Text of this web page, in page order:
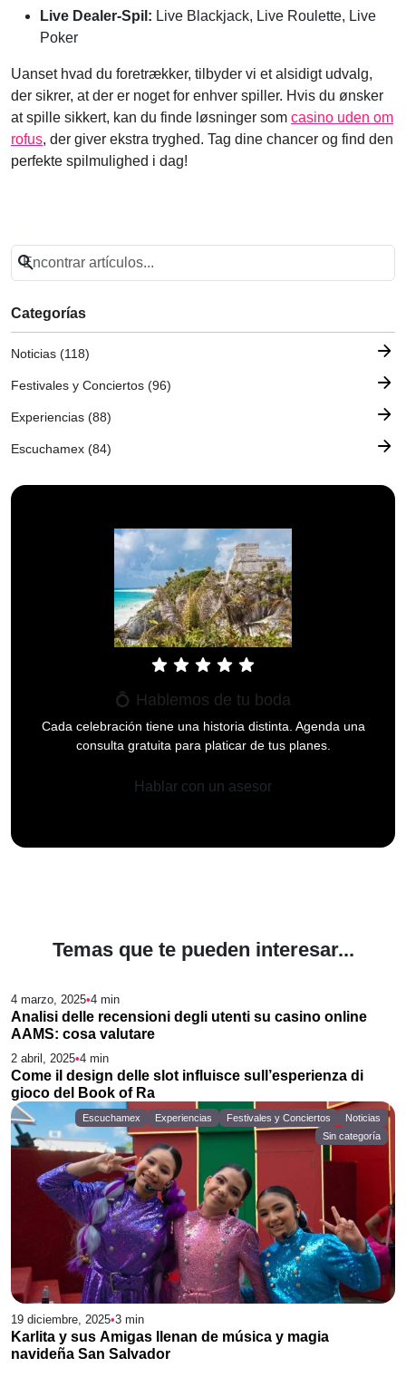
Live Dealer-Spil: Live Blackjack, Live Roulette, Live
Poker
Uanset hvad du foretrækker, tilbyder vi et alsidigt udvalg,
der sikrer, at der er noget for enhver spiller. Hvis du ønsker
at spille sikkert, kan du finde løsninger som casino uden om
rofus, der giver ekstra tryghed. Tag dine chancer og find den
perfekte spilmulighed i dag!
search
Categorías
Noticias (118) arrow_forward
Festivales y Conciertos (96) arrow_forward
Experiencias (88) arrow_forward
Escuchamex (84) arrow_forward
star star star star star
💍 Hablemos de tu boda
Cada celebración tiene una historia distinta. Agenda una
consulta gratuita para platicar de tus planes.
Hablar con un asesor
Temas que te pueden interesar...
4 marzo, 2025•4 min
Analisi delle recensioni degli utenti su casino online
AAMS: cosa valutare
2 abril, 2025•4 min
Come il design delle slot influisce sull’esperienza di
gioco del Book of Ra
Escuchamex Experiencias Festivales y Conciertos
Noticias
Sin categoría
19 diciembre, 2025•3 min
Karlita y sus Amigas llenan de música y magia
navideña San Salvador